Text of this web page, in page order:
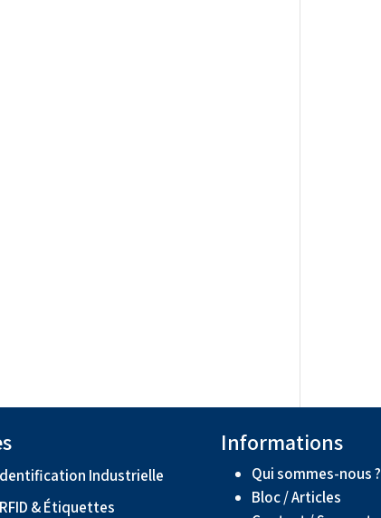
Industrielle
& Étiquettes
Informations
Qui sommes-nous ?
Bloc / Articles